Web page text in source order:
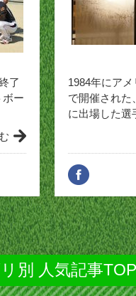
了
ボー
1984年にア
で開催された
に出場した
別 人気記事